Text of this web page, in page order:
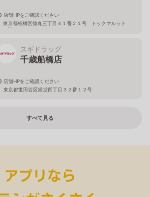
店舗HPをご確認ください
東京都板橋区徳丸三丁目４１番２１号 トックマルット
１階
スギドラッグ
千歳船橋店
店舗HPをご確認ください
東京都世田谷区経堂四丁目３２番１２号
すべて見る